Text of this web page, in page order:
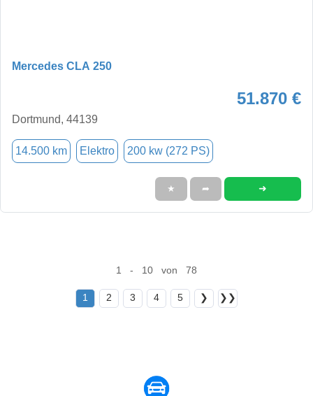
Mercedes CLA 250
51.870 €
Dortmund, 44139
14.500 km Elektro 200 kw (272 PS)
★ ➦ ➜
1 - 10 von 78
1 2 3 4 5 ❯ ❯❯